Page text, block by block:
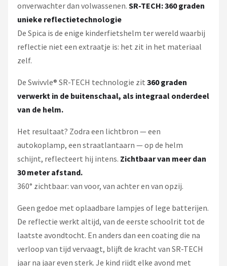
onverwachter dan volwassenen. SR-TECH: 360 graden
unieke reflectietechnologie
De Spica is de enige kinderfietshelm ter wereld waarbij
reflectie niet een extraatje is: het zit in het materiaal
zelf.
De Swivvle® SR-TECH technologie zit 360 graden
verwerkt in de buitenschaal, als integraal onderdeel
van de helm.
Het resultaat? Zodra een lichtbron — een
autokoplamp, een straatlantaarn — op de helm
schijnt, reflecteert hij intens. Zichtbaar van meer dan
30 meter afstand.
360° zichtbaar: van voor, van achter en van opzij.
Geen gedoe met oplaadbare lampjes of lege batterijen.
De reflectie werkt altijd, van de eerste schoolrit tot de
laatste avondtocht. En anders dan een coating die na
verloop van tijd vervaagt, blijft de kracht van SR-TECH
jaar na jaar even sterk. Je kind rijdt elke avond met